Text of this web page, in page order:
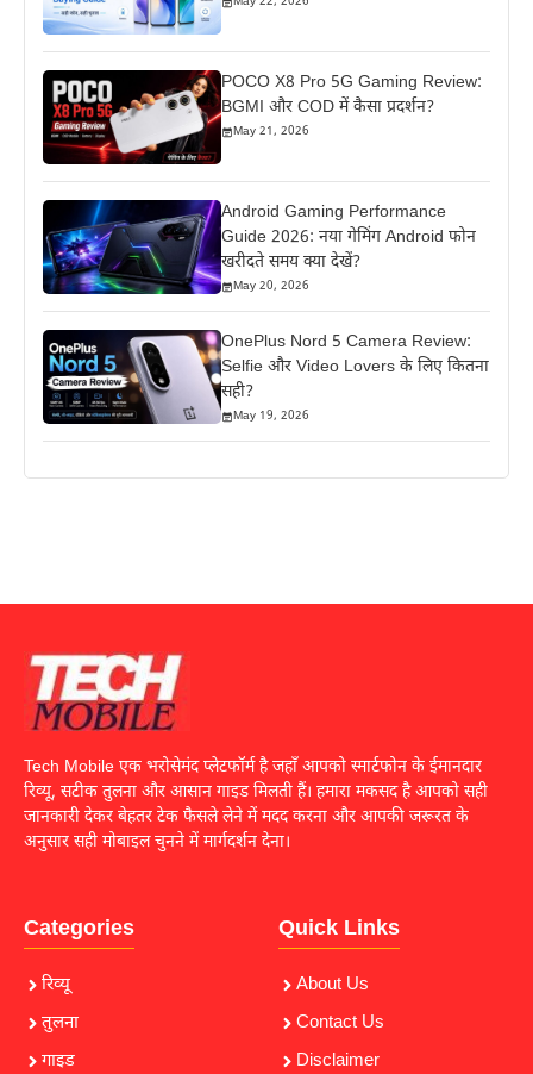
POCO X8 Pro 5G Gaming Review:
BGMI और COD में कैसा प्रदर्शन?
May 21, 2026
Android Gaming Performance
Guide 2026: नया गेमिंग Android फोन
खरीदते समय क्या देखें?
May 20, 2026
OnePlus Nord 5 Camera Review:
Selfie और Video Lovers के लिए कितना
सही?
May 19, 2026
Tech Mobile एक भरोसेमंद प्लेटफॉर्म है जहाँ आपको स्मार्टफोन के ईमानदार
रिव्यू, सटीक तुलना और आसान गाइड मिलती हैं। हमारा मकसद है आपको सही
जानकारी देकर बेहतर टेक फैसले लेने में मदद करना और आपकी जरूरत के
अनुसार सही मोबाइल चुनने में मार्गदर्शन देना।
Categories
रिव्यू
तुलना
गाइड
Quick Links
About Us
Contact Us
Disclaimer